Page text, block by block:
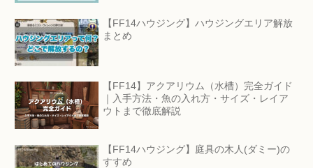
【FF14ハウジング】ハウジングエリア解放
まとめ
【FF14】アクアリウム（水槽）完全ガイド
｜入手方法・魚の入れ方・サイズ・レイア
ウトまで徹底解説
【FF14ハウジング】庭具の木人(ダミー)の
すすめ